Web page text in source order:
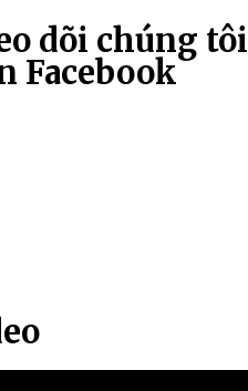
dõi chúng tôi
Facebook